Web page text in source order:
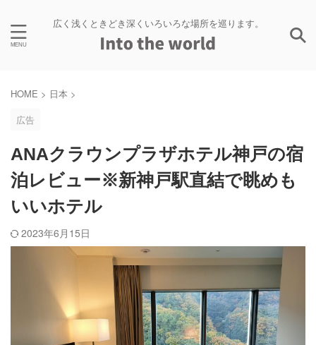
広く浅くときどき深くいろいろな場所を巡ります。
HOME > 日本 >
広告
ANAクラウンプラザホテル神戸の宿
泊レビュー※新神戸駅直結で眺めも
いいホテル
2023年6月15日